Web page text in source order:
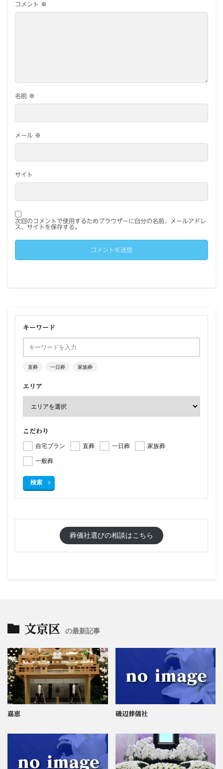
コメント ※
名前 ※
メール ※
サイト
次回のコメントで使用するためブラウザーに自分の名前、メールアドレ
ス、サイトを保存する。
キーワード
直葬 一日葬 家族葬
エリア
こだわり
自宅プラン 直葬 一日葬
家族葬
一般葬
検索
葬儀社選びの相談はこちら
文京区 の最新記事
嘉恵 磯辺葬儀社